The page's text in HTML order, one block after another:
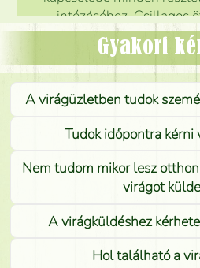
intézéséhez. Csillagos
Gyakori
A virágüzletben tudok
Tudok időpontra kérni
Nem tudom mikor lesz
virágot
A virágküldéshez
Hol található a